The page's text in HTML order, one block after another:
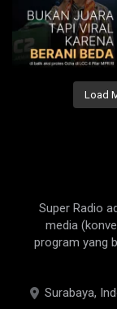
Load
Super Radio
media
program yang
Surabaya,